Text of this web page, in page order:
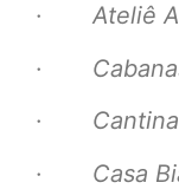
· Ateliê
·
·
· Casa